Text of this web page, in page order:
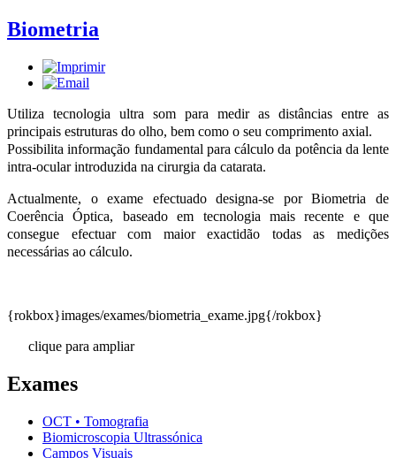
Biometria
Utiliza tecnologia ultra som para medir as distâncias entre as
principais estruturas do olho, bem como o seu comprimento axial.
Possibilita informação fundamental para cálculo da potência da lente
intra-ocular introduzida na cirurgia da catarata.
Actualmente, o exame efectuado designa-se por Biometria de
Coerência Óptica, baseado em tecnologia mais recente e que
consegue efectuar com maior exactidão todas as medições
necessárias ao cálculo.
{rokbox}images/exames/biometria_exame.jpg{/rokbox}
clique para ampliar
Exames
OCT • Tomografia
Biomicroscopia Ultrassónica
Campos Visuais